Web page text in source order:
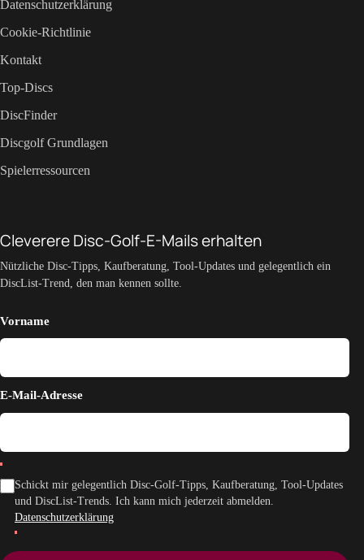
Datenschutzerklärung
Cookie-Richtlinie
Kontakt
Top-Discs
DiscFinder
Discgolf Grundlagen
Spielerressourcen
Cleverere Disc-Golf-E-Mails erhalten
Nützliche Disc-Tipps, Kaufberatung, Tool-Updates und gelegentlich ein
DiscList-Trend, den man kennen sollte.
Vorname
E-Mail-Adresse
Schickt mir gelegentlich Disc-Golf-Tipps, Kaufberatung, Tool-Updates
und DiscList-Trends. Ich kann mich jederzeit abmelden.
Datenschutzerklärung